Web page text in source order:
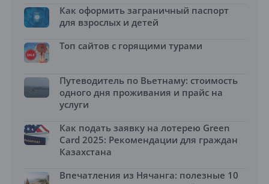
Как оформить заграничный паспорт
для взрослых и детей
Топ сайтов с горящими турами
Путеводитель по Вьетнаму: стоимость
одного дня проживания и прайс на
услуги
Как подать заявку на лотерею Green
Card 2025: Рекомендации для граждан
Казахстана
Впечатления из Нячанга: полезные 10